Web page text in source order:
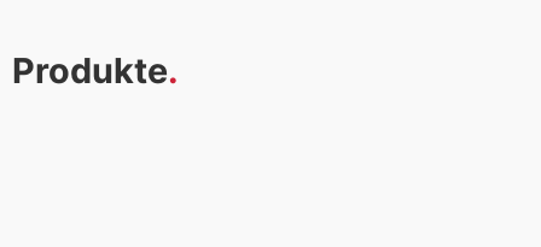
Produkte